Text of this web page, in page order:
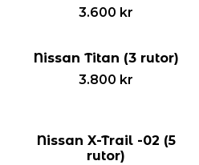
3.600 kr
Nissan Titan (3 rutor)
3.800 kr
Nissan X-Trail -02 (5
rutor)